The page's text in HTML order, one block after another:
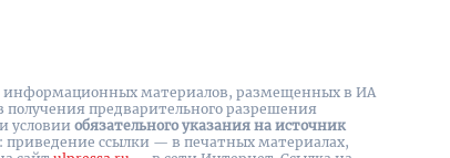
материалов, размещенных в ИА
получения предварительного разрешения
условии обязательного указания на источник
: приведение ссылки — в печатных материалах,